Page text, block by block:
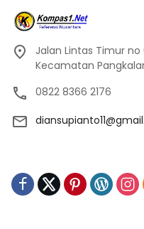
Jalan Lintas Timur
Kecamatan
0822 8366 2176